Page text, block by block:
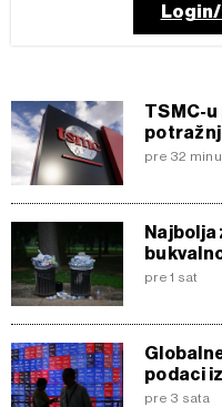
TSMC-
pre 32
Najbolja
pre 1 sat
podaci
pre 3 sata